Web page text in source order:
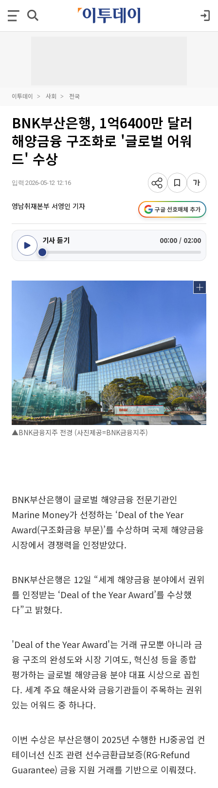
이투데이 사회 전국
BNK부산은행, 1억6400만 달러
해양금융 구조화로 '글로벌 어워
드' 수상
입력 2026-05-12 12:16
영남취재본부 서영인 기자 구글 선호매체 추가
기사 듣기 00:00 / 02:00
▲BNK금융지주 전경 (사진제공=BNK금융지주)
BNK부산은행이 글로벌 해양금융 전문기관인
Marine Money가 선정하는 ‘Deal of the Year
Award(구조화금융 부문)’를 수상하며 국제 해양금융
시장에서 경쟁력을 인정받았다.
BNK부산은행은 12일 “세계 해양금융 분야에서 권위
를 인정받는 ‘Deal of the Year Award’를 수상했
다”고 밝혔다.
'Deal of the Year Award'는 거래 규모뿐 아니라 금
융 구조의 완성도와 시장 기여도, 혁신성 등을 종합
평가하는 글로벌 해양금융 분야 대표 시상으로 꼽힌
다. 세계 주요 해운사와 금융기관들이 주목하는 권위
있는 어워드 중 하나다.
이번 수상은 부산은행이 2025년 수행한 HJ중공업 컨
테이너선 신조 관련 선수금환급보증(RG·Refund
Guarantee) 금융 지원 거래를 기반으로 이뤄졌다.